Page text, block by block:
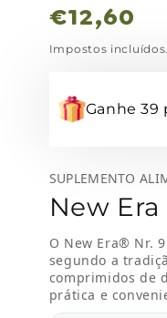
Preço
normal
€12,60
Impostos incluídos.
Ganhe 39
SUPLEMENTO
New
O New Era® Nr.
segundo a
comprimidos de
prática e